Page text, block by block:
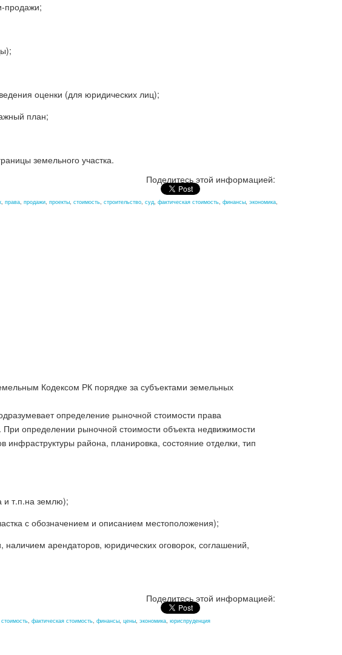
продажи;
оценки (для юридических лиц);
план;
земельного участка.
Поделитесь этой информацией:
, права, продажи, проекты, стоимость, строительство, суд, фактическая стоимость, финансы, экономика,
Кодексом РК порядке за субъектами земельных
определение рыночной стоимости права
определении рыночной стоимости объекта недвижимости
района, планировка, состояние отделки, тип
и т.п.на землю);
с обозначением и описанием местоположения);
арендаторов, юридических оговорок, соглашений,
Поделитесь этой информацией:
стоимость, фактическая стоимость, финансы, цены, экономика, юриспруденция